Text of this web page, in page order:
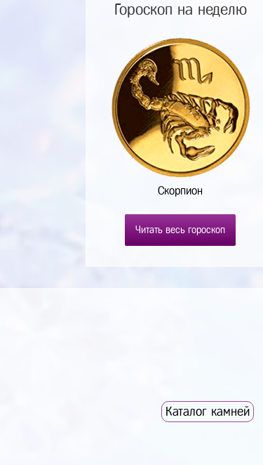
Гороскоп на неделю
Скорпион
Читать весь гороскоп
Каталог камней